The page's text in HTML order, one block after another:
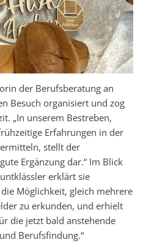
der Berufsberatung an
Besuch organisiert und zog
„In unserem Bestreben,
Erfahrungen in der
stellt der
Ergänzung dar.“ Im Blick
erklärt sie
Möglichkeit, gleich mehrere
zu erkunden, und erhielt
die jetzt bald anstehende
Berufsfindung.“